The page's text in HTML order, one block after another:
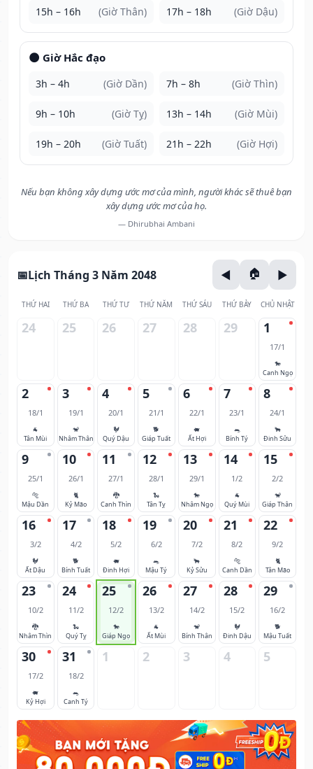
15h – 16h (Giờ Thân) 17h – 18h (Giờ Dậu)
🌑 Giờ Hắc đạo
3h – 4h (Giờ Dần) 7h – 8h (Giờ Thìn)
9h – 10h (Giờ Tỵ) 13h – 14h (Giờ Mùi)
19h – 20h (Giờ Tuất) 21h – 22h (Giờ Hợi)
Nếu bạn không xây dựng ước mơ của mình, người khác sẽ thuê bạn
xây dựng ước mơ của họ.
— Dhirubhai Ambani
Lịch Tháng 3 Năm 2048
THỨ HAI THỨ BA THỨ TƯ THỨ NĂM THỨ SÁU THỨ BẢY CHỦ NHẬT
24 25 26 27 28 29 1
17/1
🐎
Canh Ngọ
2
18/1
🐐
Tân Mùi
3
19/1
🐒
Nhâm Thân
4
20/1
🐓
Quý Dậu
5
21/1
🐕
Giáp Tuất
6
22/1
🐖
Ất Hợi
7
23/1
🐀
Bính Tý
8
24/1
🐂
Đinh Sửu
9
25/1
🐅
Mậu Dần
10
26/1
🐈
Kỷ Mão
11
27/1
🐉
Canh Thìn
12
28/1
🐍
Tân Tỵ
13
29/1
🐎
Nhâm Ngọ
14
1/2
🐐
Quý Mùi
15
2/2
🐒
Giáp Thân
16
3/2
🐓
Ất Dậu
17
4/2
🐕
Bính Tuất
18
5/2
🐖
Đinh Hợi
19
6/2
🐀
Mậu Tý
20
7/2
🐂
Kỷ Sửu
21
8/2
🐅
Canh Dần
22
9/2
🐈
Tân Mão
23
10/2
🐉
Nhâm Thìn
24
11/2
🐍
Quý Tỵ
25
12/2
🐎
Giáp Ngọ
26
13/2
🐐
Ất Mùi
27
14/2
🐒
Bính Thân
28
15/2
🐓
Đinh Dậu
29
16/2
🐕
Mậu Tuất
30
17/2
🐖
Kỷ Hợi
31
18/2
🐀
Canh Tý
1 2 3 4 5